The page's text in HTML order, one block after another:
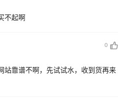
不起啊
0
站靠谱不啊，先试试水，收到货再来